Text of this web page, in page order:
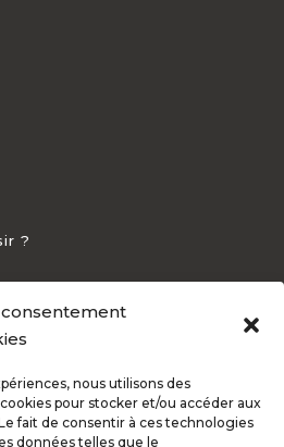
nous utilisons des
pour stocker et/ou accéder aux
fait de consentir à ces technologies
données telles que le
?
31300 Toulouse